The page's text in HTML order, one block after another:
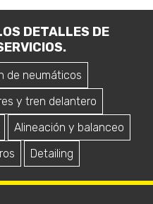
DETALLES DE
de neumáticos
y tren delantero
Alineación y balanceo
Detailing